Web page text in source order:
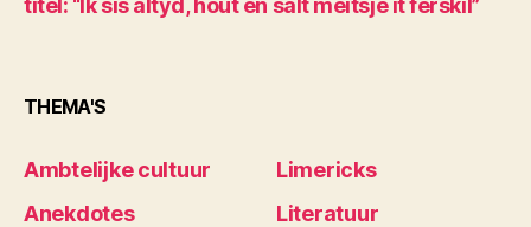
titel: “Ik sis altyd, hout en sâlt meitsje it ferskil”
THEMA'S
Ambtelijke cultuur
Anekdotes
Limericks
Literatuur